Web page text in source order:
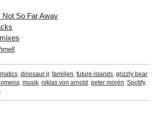
Not So Far Away
.
dinosaur jr, familjen future islands grizzly bear,
musik niklas von arnold peter morén Spotify,